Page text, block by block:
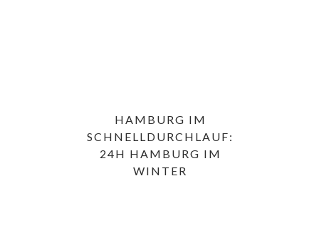
HAMBURG IM
SCHNELLDURCHLAUF:
24H HAMBURG IM
WINTER